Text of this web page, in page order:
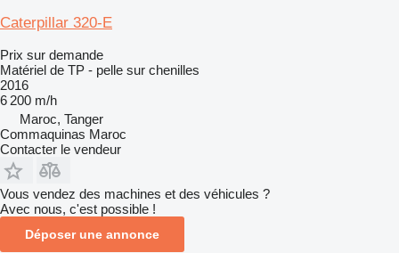
Caterpillar 320-E
Prix sur demande
Matériel de TP - pelle sur chenilles
2016
6 200 m/h
Maroc, Tanger
Commaquinas Maroc
Contacter le vendeur
Vous vendez des machines et des véhicules ?
Avec nous, c'est possible !
Déposer une annonce